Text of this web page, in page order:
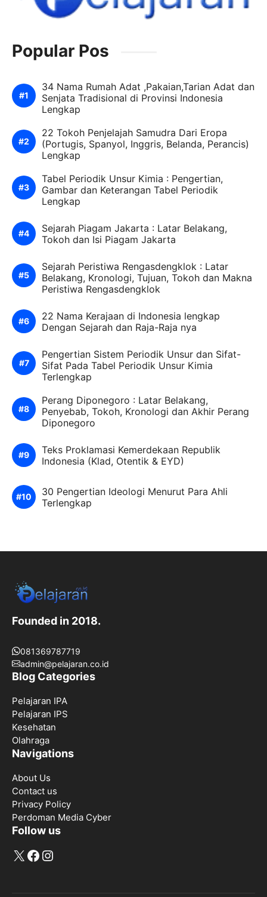
Popular Pos
34 Nama Rumah Adat ,Pakaian,Tarian Adat dan
Senjata Tradisional di Provinsi Indonesia
Lengkap
22 Tokoh Penjelajah Samudra Dari Eropa
(Portugis, Spanyol, Inggris, Belanda, Perancis)
Lengkap
Tabel Periodik Unsur Kimia : Pengertian,
Gambar dan Keterangan Tabel Periodik
Lengkap
Sejarah Piagam Jakarta : Latar Belakang,
Tokoh dan Isi Piagam Jakarta
Sejarah Peristiwa Rengasdengklok : Latar
Belakang, Kronologi, Tujuan, Tokoh dan Makna
Peristiwa Rengasdengklok
22 Nama Kerajaan di Indonesia lengkap
Dengan Sejarah dan Raja-Raja nya
Pengertian Sistem Periodik Unsur dan Sifat-
Sifat Pada Tabel Periodik Unsur Kimia
Terlengkap
Perang Diponegoro : Latar Belakang,
Penyebab, Tokoh, Kronologi dan Akhir Perang
Diponegoro
Teks Proklamasi Kemerdekaan Republik
Indonesia (Klad, Otentik & EYD)
30 Pengertian Ideologi Menurut Para Ahli
Terlengkap
Founded in 2018.
081369787719
admin@pelajaran.co.id
Blog Categories
Pelajaran IPA
Pelajaran IPS
Kesehatan
Olahraga
Navigations
About Us
Contact us
Privacy Policy
Perdoman Media Cyber
Follow us
X Facebook
Instagram